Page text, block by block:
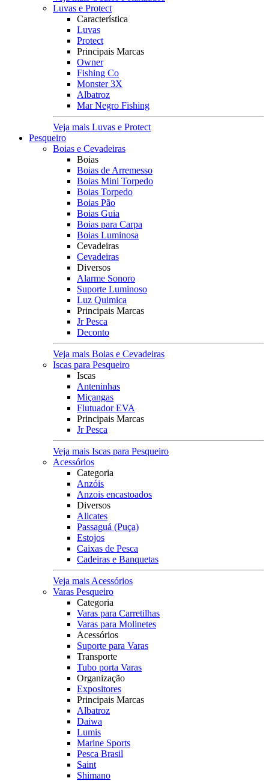
Luvas e Protect
Característica
Luvas
Protect
Principais Marcas
Owner
Fishing Co
Monster 3X
Albatroz
Mar Negro Fishing
Veja mais Luvas e Protect
Pesqueiro
Boias e Cevadeiras
Boias
Boias de Arremesso
Boias Mini Torpedo
Boias Torpedo
Boias Pão
Boias Guia
Boias para Carpa
Boias Luminosa
Cevadeiras
Cevadeiras
Diversos
Alarme Sonoro
Suporte Luminoso
Luz Quimica
Principais Marcas
Jr Pesca
Deconto
Veja mais Boias e Cevadeiras
Iscas para Pesqueiro
Iscas
Anteninhas
Miçangas
Flutuador EVA
Principais Marcas
Jr Pesca
Veja mais Iscas para Pesqueiro
Acessórios
Categoria
Anzóis
Anzois encastoados
Diversos
Alicates
Passaguá (Puça)
Estojos
Caixas de Pesca
Cadeiras e Banquetas
Veja mais Acessórios
Varas Pesqueiro
Categoria
Varas para Carretilhas
Varas para Molinetes
Acessórios
Suporte para Varas
Transporte
Tubo porta Varas
Organização
Expositores
Principais Marcas
Albatroz
Daiwa
Lumis
Marine Sports
Pesca Brasil
Saint
Shimano